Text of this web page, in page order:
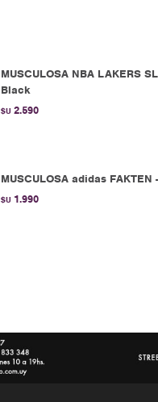
MUSCULOSA NBA LAKERS
Black
$U 2.590
MUSCULOSA adidas FAKTEN
$U 1.990